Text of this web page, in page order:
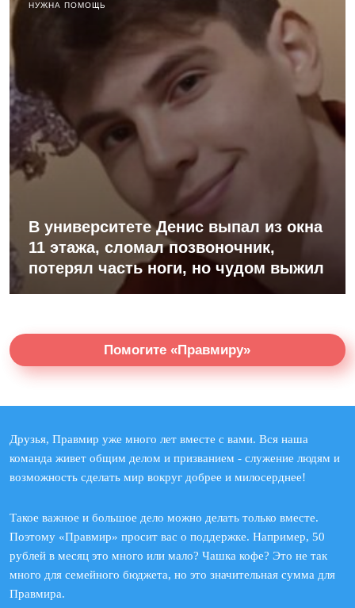
НУЖНА ПОМОЩЬ
В университете Денис выпал из окна
11 этажа, сломал позвоночник,
потерял часть ноги, но чудом выжил
Помогите «Правмиру»
Друзья, Правмир уже много лет вместе с вами. Вся наша
команда живет общим делом и призванием - служение людям и
возможность сделать мир вокруг добрее и милосерднее!
Такое важное и большое дело можно делать только вместе.
Поэтому «Правмир» просит вас о поддержке. Например, 50
рублей в месяц это много или мало? Чашка кофе? Это не так
много для семейного бюджета, но это значительная сумма для
Правмира.